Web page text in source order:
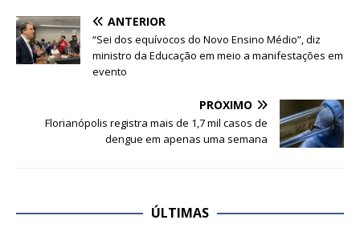
ANTERIOR
“Sei dos equívocos do Novo Ensino Médio”, diz
ministro da Educação em meio a manifestações em
evento
PRÓXIMO
Florianópolis registra mais de 1,7 mil casos de
dengue em apenas uma semana
ÚLTIMAS